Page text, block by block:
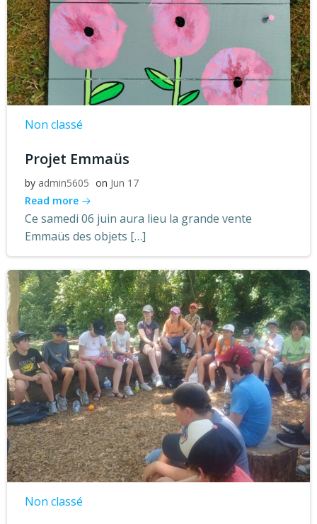
Non classé
Projet Emmaüs
by admin5605 on Jun 17
Read more
Ce samedi 06 juin aura lieu la grande vente
Emmaüs des objets […]
Non classé